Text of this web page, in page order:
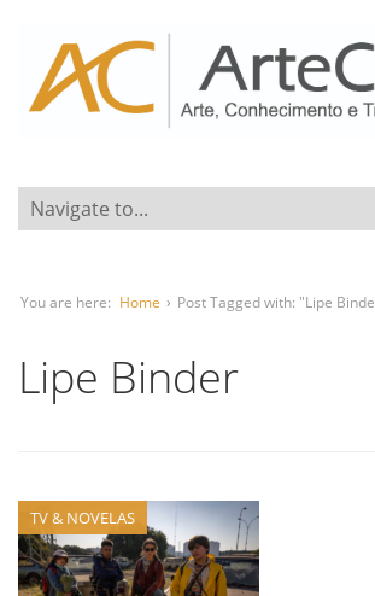
You are here: Home › Post Tagged with: "Lipe
Lipe Binder
TV & NOVELAS